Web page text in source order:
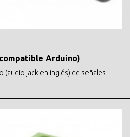
Arduino)
(audio jack en inglés) de señales